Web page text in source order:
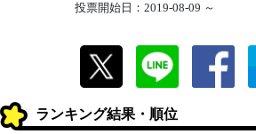
投票開始日：2019-08-09 ～
ランキング結果・順位